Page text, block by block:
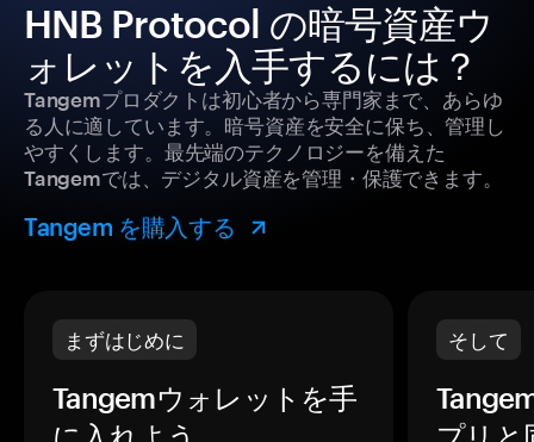
HNB Protocol の暗号資産ウ
ォレットを入手するには？
Tangemプロダクトは初心者から専門家まで、あらゆ
る人に適しています。暗号資産を安全に保ち、管理し
やすくします。最先端のテクノロジーを備えた
Tangemでは、デジタル資産を管理・保護できます。
Tangem を購入する
まずはじめに
Tangemウォレットを手
そして